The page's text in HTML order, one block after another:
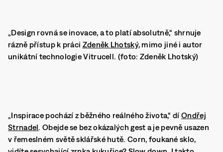
„Design rovná se inovace, a to platí absolutně,“ shrnuje
rázně přístup k práci Zdeněk Lhotský, mimo jiné i autor
unikátní technologie Vitrucell. (foto: Zdeněk Lhotský)
„Inspirace pochází z běžného reálného života,“ dí Ondřej
Strnadel. Obejde se bez okázalých gest a je pevně usazen
v řemeslném světě sklářské hutě. Corn, foukané sklo,